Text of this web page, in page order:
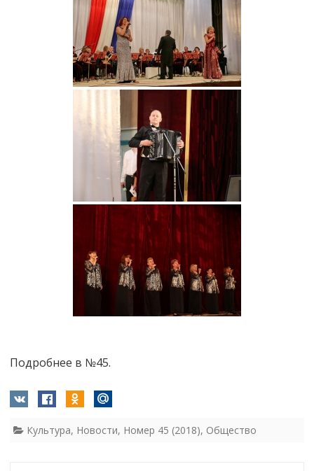
Подробнее в №45.
Культура, Новости, Номер 45 (2018), Общество